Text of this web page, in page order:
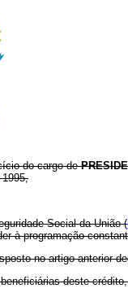
do cargo de
Social da União (
à programação
no artigo anterior
deste